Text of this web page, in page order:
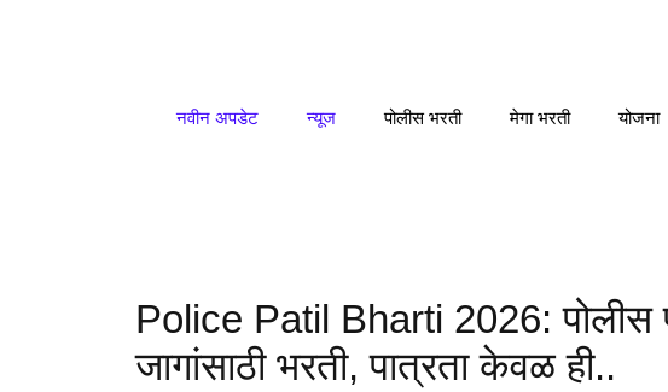
नवीन अपडेट न्यूज पोलीस भरती मेगा भरती योजना
Police Patil Bharti 2026: पोलीस
जागांसाठी भरती, पात्रता केवळ ही..